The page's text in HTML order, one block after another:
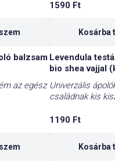
1590 Ft
Kosárba
balzsam
az egész
Levendula
bio shea vajjal
Univerzális
családnak kis
1190 Ft
Kosárba